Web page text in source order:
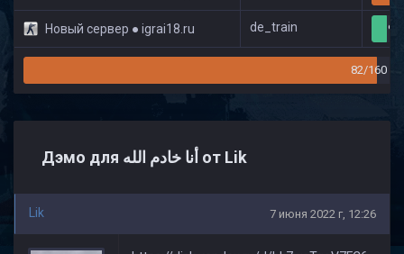
Новый сервер ● igrai18.ru de_train 9/
82/160
Дэмо для أنا خادم الله от Lik
Lik 7 июня 2022 г, 12:26